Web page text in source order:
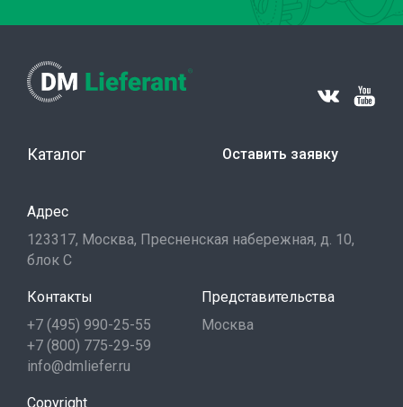
Каталог Оставить заявку
Адрес
123317, Москва, Пресненская набережная, д. 10,
блок С
Контакты
+7 (495) 990-25-55
+7 (800) 775-29-59
info@dmliefer.ru
Представительства
Москва
Copyright